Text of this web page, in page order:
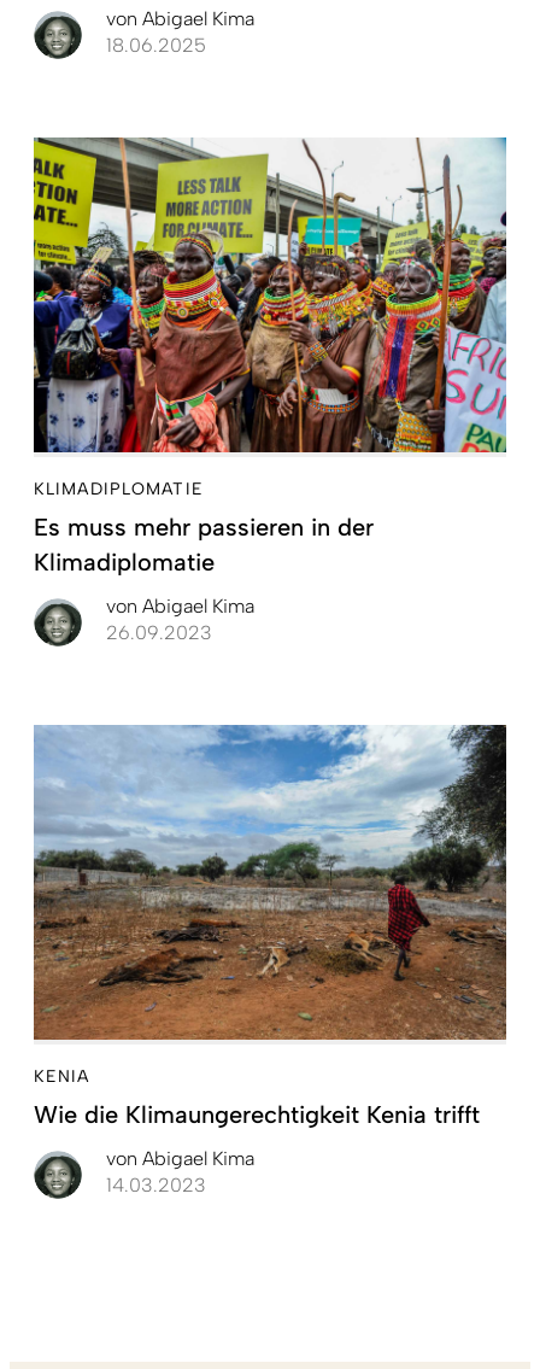
von Abigael Kima
18.06.2025
KLIMADIPLOMATIE
Es muss mehr passieren in der
Klimadiplomatie
von Abigael Kima
26.09.2023
KENIA
Wie die Klimaungerechtigkeit Kenia trifft
von Abigael Kima
14.03.2023